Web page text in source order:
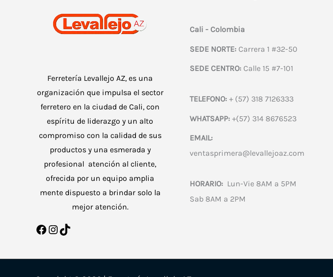
Ferretería Levallejo AZ, es una
organización que impulsa el sector
ferretero en la ciudad de Cali, con
espíritu de liderazgo y un alto
compromiso con la calidad de sus
productos y una esmerada y
profesional atención al cliente,
ofrecida por un equipo amplia
mente dispuesto a brindar solo la
mejor atención.
Facebook
Instagram
TikTok
Cali - Colombia
SEDE NORTE:Carrera 1 #32-50
SEDE CENTRO:Calle 15 #7-101
TELEFONO:+ (57) 318 7126333
WHATSAPP:+(57) 314 8676523
EMAIL:
ventasprimera@levallejoaz.com
HORARIO:Lun-Vie 8AM a 5PM
Sab 8AM a 2PM